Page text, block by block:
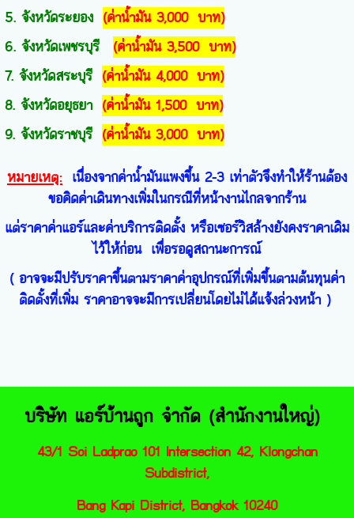
5. จังหวัดระยอง (ค่าน้ำมัน 3,000 บาท)
6. จังหวัดเพชรบุรี (ค่าน้ำมัน 3,500 บาท)
7. จังหวัดสระบุรี (ค่าน้ำมัน 4,000 บาท)
8. จังหวัดอยุธยา (ค่าน้ำมัน 1,500 บาท)
9. จังหวัดราชบุรี (ค่าน้ำมัน 3,000 บาท)
หมายเหตุ:เนื่องจากค่าน้ำมันแพงขึ้น 2-3 เท่าตัวจึงทำให้ร้านต้อง
ขอคิดค่าเดินทางเพิ่มในกรณีที่หน้างานไกลจากร้าน
แต่ราคาค่าแอร์และค่าบริการติดตั้ง หรือเซอร์วิสล้างยังคงราคาเดิม
ไว้ให้ก่อน เพื่อรอดูสถานะการณ์
( อาจจะมีปรับราคาขึ้นตามราคาค่าอุปกรณ์ที่เพิ่มขึ้นตามต้นทุนค่า
ติดตั้งที่เพิ่ม ราคาอาจจะมีการเปลี่ยนโดยไม่ได้แจ้งล่วงหน้า )
บริษัท แอร์บ้านถูก จำกัด (สำนักงานใหญ่)
43/1 Soi Ladprao 101 Intersection 42, Klongchan
Subdistrict,
Bang Kapi District, Bangkok 10240